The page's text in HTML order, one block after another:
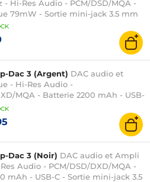
- Hi-Res Audio - PCM/DSD/MQA -
79mW - Sortie mini-jack 3.5 mm
Dac 3 (Argent) DAC audio et
- Hi-Res Audio -
MQA - Batterie 2200 mAh - USB-
jack 3.5 mm
Dac 3 (Noir) DAC audio et Ampli
Audio - PCM/DSD/DXD/MQA -
mAh - USB-C - Sortie mini-jack 3.5